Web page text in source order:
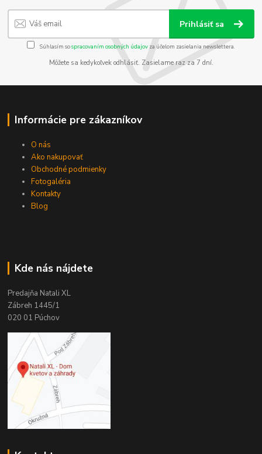
Prihlásiť sa
Súhlasím sospracovaním osobných údajov za účelom zasielania newslettera.
Môžete sa kedykoľvek odhlásiť. Zasielame raz za 7 dní.
Informácie pre zákazníkov
O nás
Ako nakupovať
Obchodné podmienky
Fotogaléria
Kontakty
Blog
Kde nás nájdete
Predajňa Natali XL
Zábreh 1445/1
020 01 Púchov